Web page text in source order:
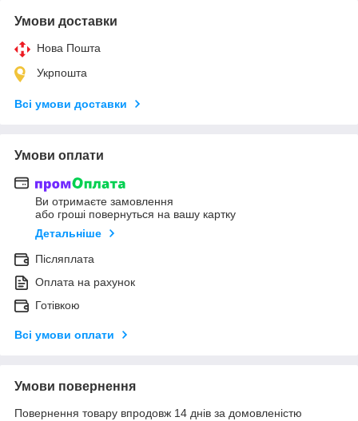
Умови доставки
Нова Пошта
Укрпошта
Всі умови доставки
Умови оплати
Ви отримаєте замовлення
або гроші повернуться на вашу картку
Детальніше
Післяплата
Оплата на рахунок
Готівкою
Всі умови оплати
Умови повернення
Повернення товару впродовж 14 днів за домовленістю